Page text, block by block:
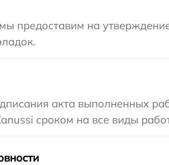
предоставим на
акта выполненных
сроком на все виды